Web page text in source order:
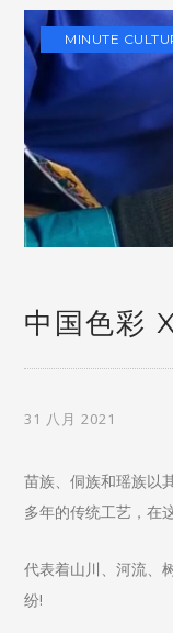
MINUTE
中国色彩
31 八月 2021
苗族、侗族和瑶族以
多年的传统工艺，在
代表着山川、河流、
纷!